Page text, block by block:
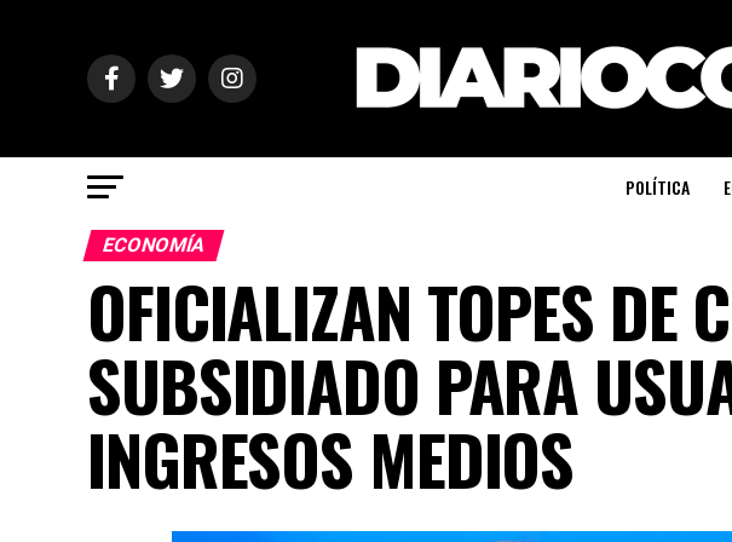
POLÍTICA
ECONOMÍA
OFICIALIZAN TOPES DE
SUBSIDIADO PARA
INGRESOS MEDIOS